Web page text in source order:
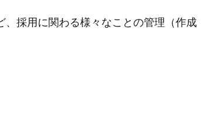
採用に関わる様々なことの管理（作